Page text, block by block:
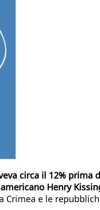
circa il 12% prima
Henry
e le